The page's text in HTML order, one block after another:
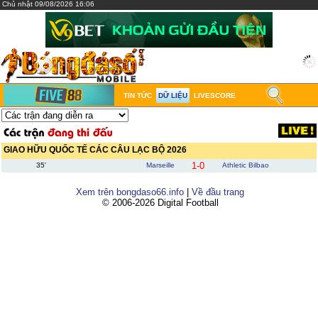
Chủ nhật 09/08/2026 16:06
TIN TỨC DỮ LIỆU LIVESCORE
GIAO HỮU QUỐC TẾ CÁC CÂU LẠC BỘ 2026
35' Marseille 1-0 Athletic Bilbao
Xem trên bongdaso66.info
Về đầu trang
© 2006-2026 Digital Football